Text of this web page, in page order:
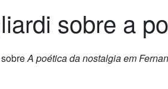
sobre a
sobreA poética da nostalgia em